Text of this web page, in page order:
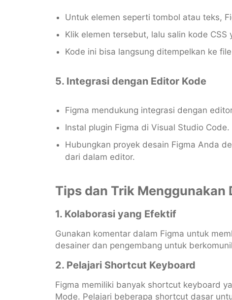
Untuk elemen seperti tombol atau teks,
Klik elemen tersebut, lalu salin kode
Kode ini bisa langsung ditempelkan ke
5. Integrasi dengan Editor Kode
Figma mendukung integrasi dengan
Instal plugin Figma di Visual Studio Code.
Hubungkan proyek desain Figma Anda
dari dalam editor.
Tips dan Trik Menggunakan
1. Kolaborasi yang Efektif
Gunakan komentar dalam Figma untuk
desainer dan pengembang untuk
2. Pelajari Shortcut Keyboard
Figma memiliki banyak shortcut keyboard
Mode. Pelajari beberapa shortcut dasar